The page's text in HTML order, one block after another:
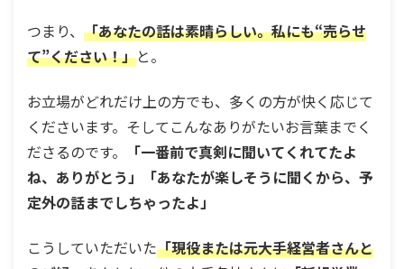
つまり、 「あなたの話は素晴らしい。私にも“売らせ
て”ください！」と。
お立場がどれだけ上の方でも、多くの方が快く応じて
くださいます。そしてこんなありがたいお言葉までく
ださるのです。
「一番前で真剣に聞いてくれてたよ
ね、ありがとう」「あなたが楽しそうに聞くから、予
定外の話までしちゃったよ」
こうしていただいた「現役または元大手経営者さんと